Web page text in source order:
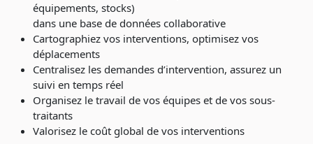
équipements, stocks)
dans une base de données collaborative
Cartographiez vos interventions, optimisez vos
déplacements
Centralisez les demandes d’intervention, assurez un
suivi en temps réel
Organisez le travail de vos équipes et de vos sous-
traitants
Valorisez le coût global de vos interventions